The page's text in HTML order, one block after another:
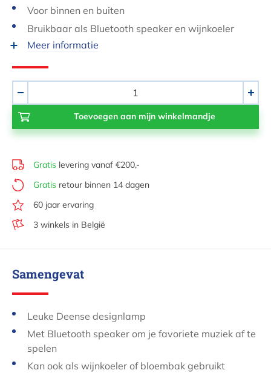
Voor binnen en buiten
Bruikbaar als Bluetooth speaker en wijnkoeler
Meer informatie
+
Gratis levering vanaf €200,-
Gratis retour binnen 14 dagen
60 jaar ervaring
3 winkels in België
Samengevat
Leuke Deense designlamp
Met Bluetooth speaker om je favoriete muziek af te
spelen
Kan ook als wijnkoeler of bloembak gebruikt